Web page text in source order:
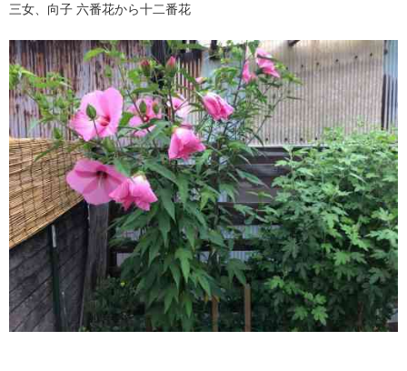
三女、向子 六番花から十二番花